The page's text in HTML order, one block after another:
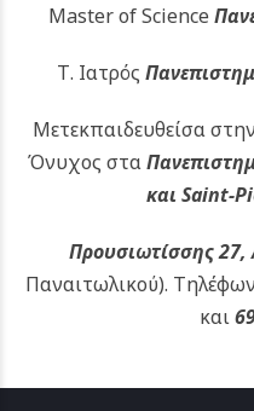
Master of Science
Τ. Ιατρός
Μετεκπαιδευθείσα
Όνυχος στα
και Saint-
Προυσιωτίσσης 27,
Παναιτωλικού).
και